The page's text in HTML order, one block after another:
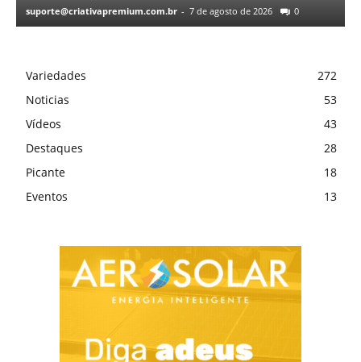
suporte@criativapremium.com.br - 7 de agosto de 2026 0
Variedades
272
Noticias
53
Vídeos
43
Destaques
28
Picante
18
Eventos
13